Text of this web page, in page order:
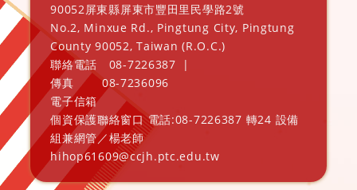
90052屏東縣屏東市豐田里民學路2號
No.2, Minxue Rd., Pingtung City, Pingtung
County 90052, Taiwan (R.O.C.)
聯絡電話
08-7226387
|
傳真
08-7236096
電子信箱
個資保護聯絡窗口 電話:08-7226387 轉24 設備
組兼網管／楊老師
hihop61609@ccjh.ptc.edu.tw